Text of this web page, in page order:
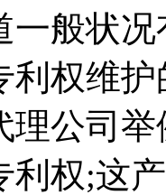
一般状
利权维
理公司
利权;这